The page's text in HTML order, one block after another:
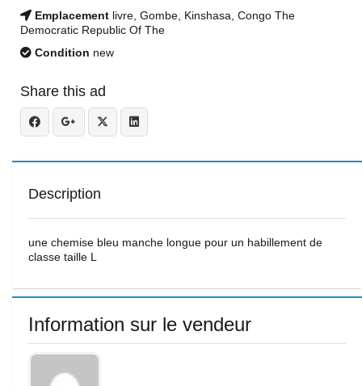
Emplacement livre, Gombe, Kinshasa, Congo The
Democratic Republic Of The
Condition new
Share this ad
Description
une chemise bleu manche longue pour un habillement de
classe taille L
Information sur le vendeur